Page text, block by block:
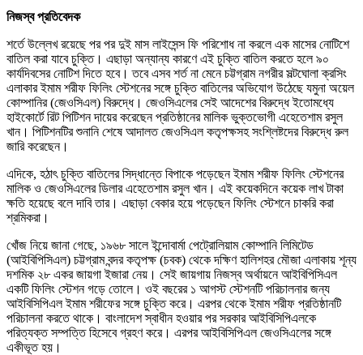
নিজস্ব প্রতিবেদক
শর্তে উল্লেখ রয়েছে পর পর দুই মাস লাইসেন্স ফি পরিশোধ না করলে এক মাসের নোটিশে
বাতিল করা যাবে চুক্তি। এছাড়া অন্যান্য কারণে এই চুক্তি বাতিল করতে হলে ৯০
কার্যদিবসের নোটিশ দিতে হবে। তবে এসব শর্ত না মেনে চট্টগ্রাম নগরীর সল্টঘোলা ক্রসিং
এলাকার ইমাম শরীফ ফিলিং স্টেশনের সঙ্গে চুক্তি বাতিলের অভিযোগ উঠেছে যমুনা অয়েল
কোম্পানির (জেওসিএল) বিরুদ্ধে। জেওসিএলের সেই আদেশের বিরুদ্ধে ইতোমধ্যে
হাইকোর্টে রিট পিটিশন দায়ের করেছেন প্রতিষ্ঠানের মালিক ভুক্তভোগী এহেতেশাম রসুল
খান। পিটিশনটির শুনানি শেষে আদালত জেওসিএল কতৃপক্ষসহ সংশ্লিষ্টদের বিরুদ্ধে রুল
জারি করেছেন।
এদিকে, হঠাৎ চুক্তি বাতিলের সিদ্ধান্তে বিপাকে পড়েছেন ইমাম শরীফ ফিলিং স্টেশনের
মালিক ও জেওসিএলের ডিলার এহেতেশাম রসুল খান। এই কয়েকদিনে কয়েক লাখ টাকা
ক্ষতি হয়েছে বলে দাবি তার। এছাড়া বেকার হয়ে পড়েছেন ফিলিং স্টেশনে চাকরি করা
শ্রমিকরা।
খোঁজ নিয়ে জানা গেছে, ১৯৬৮ সালে ইন্দোবার্মা পেট্রোলিয়াম কোম্পানি লিমিটেড
(আইবিপিসিএল) চট্টগ্রাম বন্দর কতৃপক্ষ (চবক) থেকে দক্ষিণ হালিশহর মৌজা এলাকায় শূন্য
দশমিক ২৮ একর জায়গা ইজারা নেয়। সেই জায়গায় নিজস্ব অর্থায়নে আইবিপিসিএল
একটি ফিলিং স্টেশন গড়ে তোলে। ওই বছরের ১ আগস্ট স্টেশনটি পরিচালনার জন্য
আইবিসিপিএল ইমাম শরীফের সঙ্গে চুক্তি করে। এরপর থেকে ইমাম শরীফ প্রতিষ্ঠানটি
পরিচালনা করতে থাকে। বাংলাদেশ স্বাধীন হওয়ার পর সরকার আইবিসিপিএলকে
পরিত্যক্ত সম্পত্তি হিসেবে গ্রহণ করে। এরপর আইবিসিপিএল জেওসিএলের সঙ্গে
একীভূত হয়।